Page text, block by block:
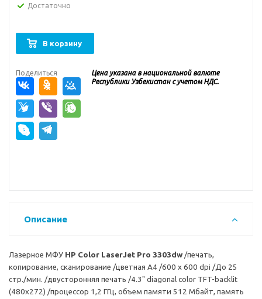
Достаточно
В корзину
Поделиться
Цена указана в национальной валюте
Республики Узбекистан с учетом НДС.
Описание
Лазерное МФУ HP Color LaserJet Pro 3303dw/печать,
копирование, сканирование /цветная А4 /600 х 600 dpi /До 25
стр./мин. /двусторонняя печать /4.3" diagonal color TFT-backlit
(480x272) /процессор 1,2 ГГц, объем памяти 512 Мбайт, память